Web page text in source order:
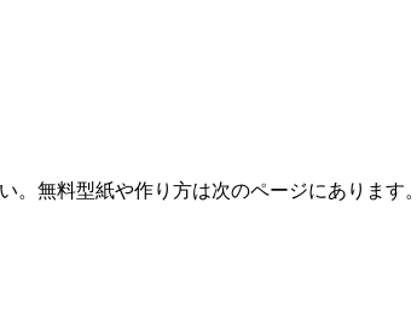
。無料型紙や作り方は次のページにあります。